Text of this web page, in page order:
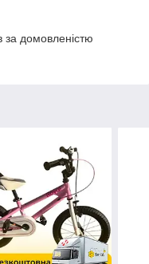
за домовленістю